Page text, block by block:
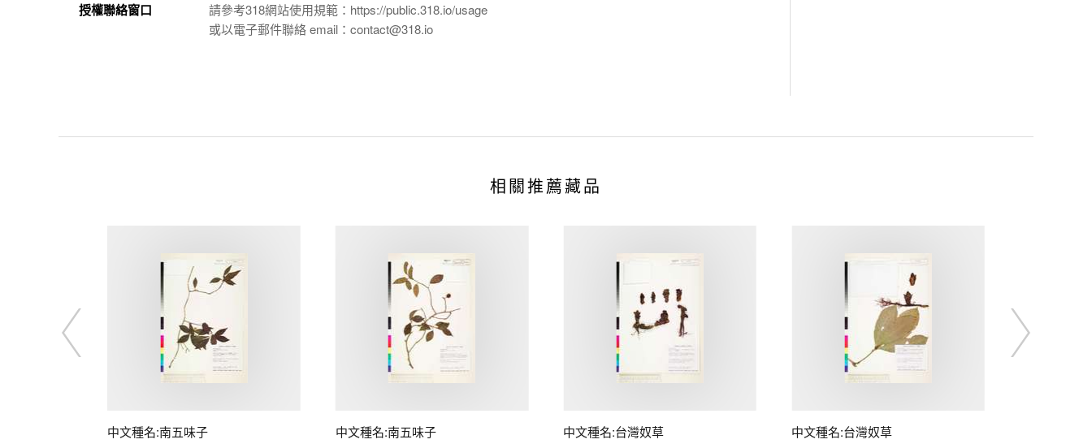
授權聯絡窗口
請參考318網站使用規範：https://public.318.io/usage
或以電子郵件聯絡 email：contact@318.io
相關推薦藏品
中文種名:南五味子 中文種名:南五味子 中文種名:台灣奴草 中文種名:台灣奴草